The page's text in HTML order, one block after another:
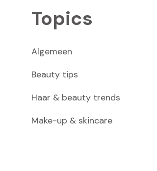
Topics
Algemeen
Beauty tips
Haar & beauty trends
Make-up & skincare